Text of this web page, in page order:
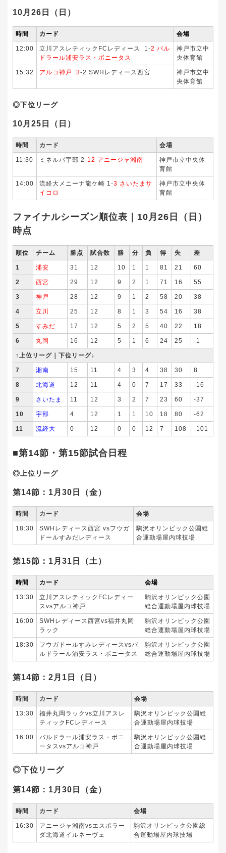
10月26日（日）
時間 カード 会場
12:00 立川アスレティックFCレディース 1-2 バル
ドラール浦安ラス・ボニータス
神戸市立中
央体育館
15:32 アルコ神戸 3-2 SWHレディース西宮
神戸市立中
央体育館
◎下位リーグ
10月25日（日）
時間 カード 会場
11:30 ミネルバ宇部 2-12 アニージャ湘南
神戸市立中央体
育館
14:00 流経大メニーナ龍ケ崎 1-3 さいたまサ
イコロ
神戸市立中央体
育館
ファイナルシーズン順位表｜10月26日（日）
時点
順位 チーム 勝点 試合数 勝 分 負 得 失 差
1 浦安 31 12 10 1 1 81 21 60
2 西宮 29 12 9 2 1 71 16 55
3 神戸 28 12 9 1 2 58 20 38
4 立川 25 12 8 1 3 54 16 38
5 すみだ 17 12 5 2 5 40 22 18
6 丸岡 16 12 5 1 6 24 25 -1
↑上位リーグ｜下位リーグ↓
7 湘南 15 11 4 3 4 38 30 8
8 北海道 12 11 4 0 7 17 33 -16
9 さいたま 11 12 3 2 7 23 60 -37
10 宇部 4 12 1 1 10 18 80 -62
11 流経大 0 12 0 0 12 7 108 -101
■第14節・第15節試合日程
◎上位リーグ
第14節：1月30日（金）
時間 カード 会場
18:30
SWHレディース西宮 vsフウガ
ドールすみだレディース
駒沢オリンピック公園総
合運動場屋内球技場
第15節：1月31日（土）
時間 カード 会場
13:30
立川アスレティックFCレディー
スvsアルコ神戸
駒沢オリンピック公園
総合運動場屋内球技場
16:00
SWHレディース西宮vs福井丸岡
ラック
駒沢オリンピック公園
総合運動場屋内球技場
18:30
フウガドールすみレディースvsバ
ルドラール浦安ラス・ボニータス
駒沢オリンピック公園
総合運動場屋内球技場
第14節：2月1日（日）
時間 カード 会場
13:30
福井丸岡ラックvs立川アスレ
ティックFCレディース
駒沢オリンピック公園総
合運動場屋内球技場
16:00
バルドラール浦安ラス・ボニ
ータスvsアルコ神戸
駒沢オリンピック公園総
合運動場屋内球技場
◎下位リーグ
第14節：1月30日（金）
時間 カード 会場
16:30
アニージャ湘南vsエスポラー
ダ北海道イルネーヴェ
駒沢オリンピック公園総
合運動場屋内球技場